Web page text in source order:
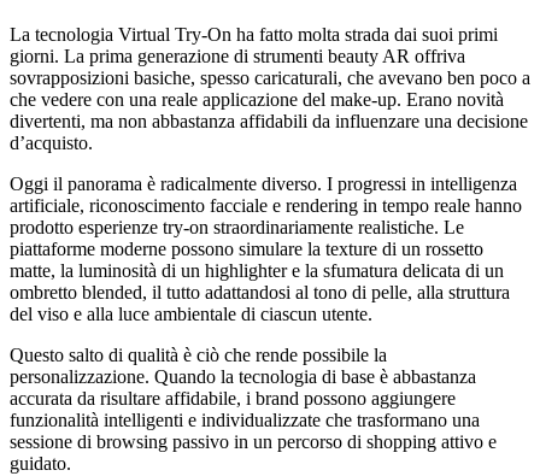
La tecnologia Virtual Try-On ha fatto molta strada dai suoi primi
giorni. La prima generazione di strumenti beauty AR offriva
sovrapposizioni basiche, spesso caricaturali, che avevano ben poco a
che vedere con una reale applicazione del make-up. Erano novità
divertenti, ma non abbastanza affidabili da influenzare una decisione
d’acquisto.
Oggi il panorama è radicalmente diverso. I progressi in intelligenza
artificiale, riconoscimento facciale e rendering in tempo reale hanno
prodotto esperienze try-on straordinariamente realistiche. Le
piattaforme moderne possono simulare la texture di un rossetto
matte, la luminosità di un highlighter e la sfumatura delicata di un
ombretto blended, il tutto adattandosi al tono di pelle, alla struttura
del viso e alla luce ambientale di ciascun utente.
Questo salto di qualità è ciò che rende possibile la
personalizzazione. Quando la tecnologia di base è abbastanza
accurata da risultare affidabile, i brand possono aggiungere
funzionalità intelligenti e individualizzate che trasformano una
sessione di browsing passivo in un percorso di shopping attivo e
guidato.